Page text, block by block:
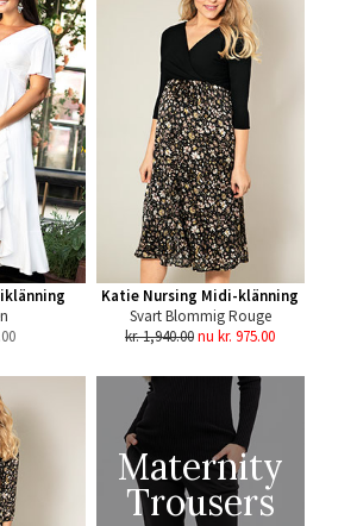
Katie Nursing Midi-klänning
Svart Blommig Rouge
kr. 1,940.00nu kr. 975.00
Maternity
Trousers